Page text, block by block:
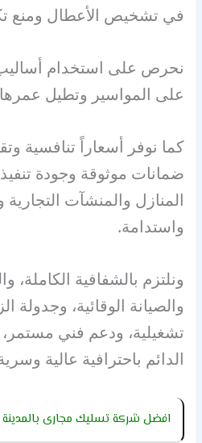
في تشخيص الأعطال ومنع
نحرص على استخدام
على المواسير وتطيل
كما نوفر أسعاراً تنافسية
ضمانات موثوقة وجودة
المنازل والمنشآت التجارية
واستدامة.
ونلتزم بالشفافية الكاملة،
والصيانة الوقائية، وجدولة
تشغيلية، ودعم فني
الدائم باحترافية عالية
افضل شركة تسليك مجارى بالمدينة